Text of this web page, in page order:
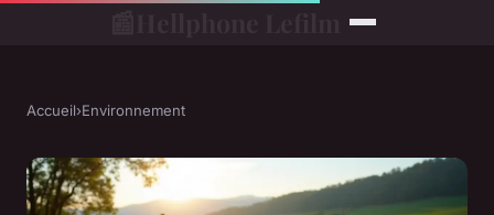
Accueil›Environnement